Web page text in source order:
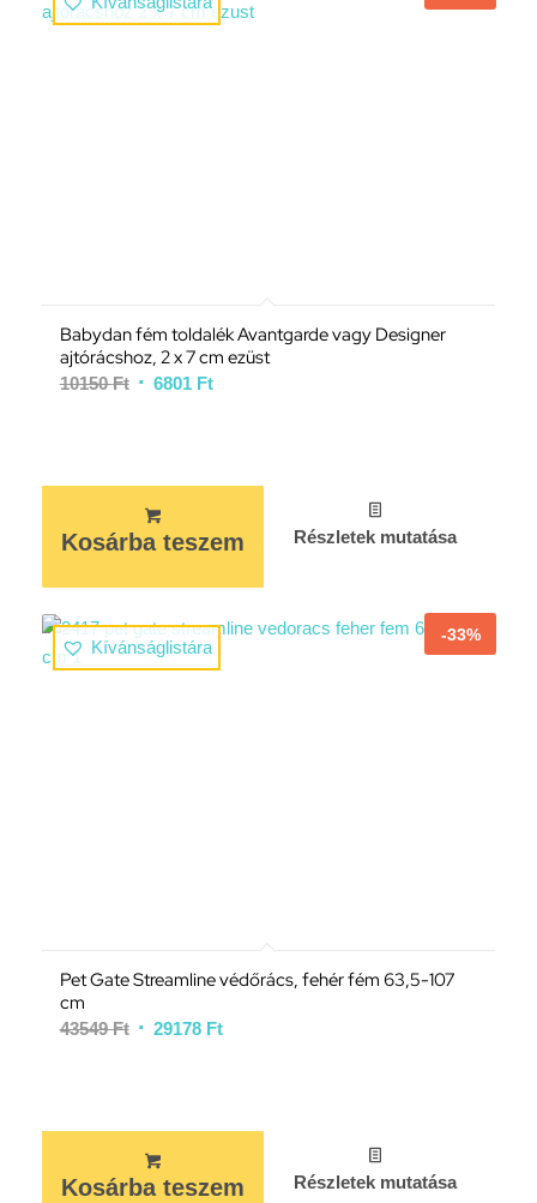
Babydan fém toldalék Avantgarde vagy Designer
ajtórácshoz, 2 x 7 cm ezüst
10150Ft 6801 Ft
Kosárba teszem Részletek mutatása
Kívánságlistára
-33%
Pet Gate Streamline védőrács, fehér fém 63,5-107
cm
43549Ft 29178 Ft
Kosárba teszem Részletek mutatása